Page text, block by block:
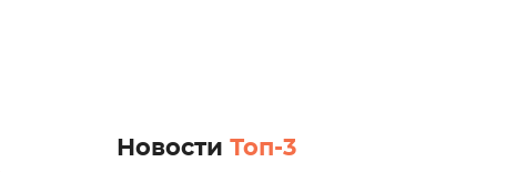
Новости Топ-3